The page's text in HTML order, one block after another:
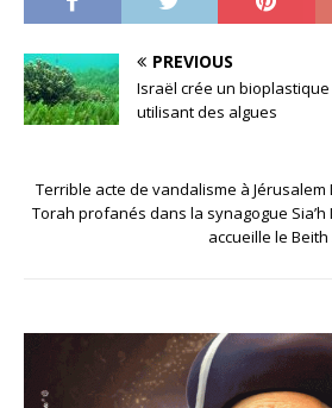
PREVIOUS
Israël crée un
utilisant des algues
Terrible acte de vandalisme à Jérusalem
Torah profanés dans la synagogue Sia’h
accueille le